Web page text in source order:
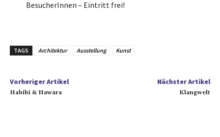
BesucherInnen – Eintritt frei!
TAGS Architektur Ausstellung Kunst
Vorheriger Artikel
Habibi & Hawara
Nächster Artikel
Klangwelt